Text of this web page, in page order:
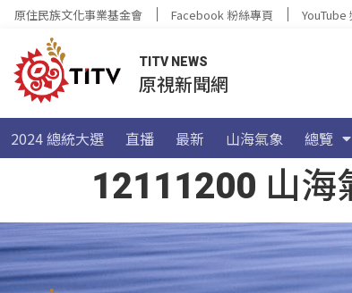
原住民族文化事業基金會 Facebook 粉絲專頁 YouTube
TITV NEWS
原視新聞網
2024 總統大選 直播 最新 山海氣象 總覽
12111200 山海